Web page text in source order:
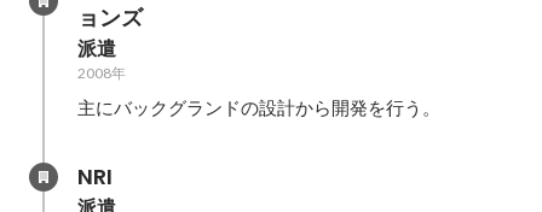
ョンズ
派遣
2008年
主にバックグランドの設計から開発を行う。
NRI